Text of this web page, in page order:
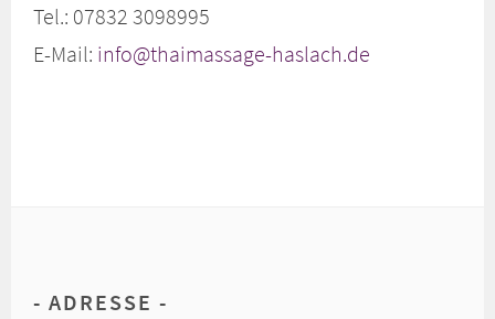
Tel.: 07832 3098995
E-Mail: info@thaimassage-haslach.de
ADRESSE